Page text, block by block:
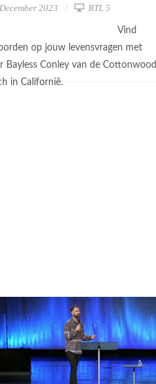
2023 RTL 5
Vind
op jouw levensvragen met
Bayless Conley van de Cottonwood
in Californië.